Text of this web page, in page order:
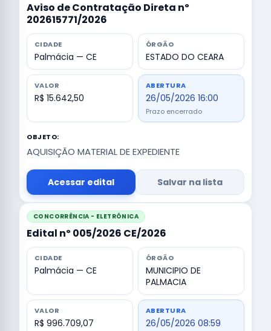
Aviso de Contratação Direta nº
202615771/2026
CIDADE
Palmácia — CE
ÓRGÃO
ESTADO DO CEARA
VALOR
R$ 15.642,50
ABERTURA
26/05/2026 16:00
Prazo encerrado
OBJETO:
AQUISIÇÃO MATERIAL DE EXPEDIENTE
Acessar edital Salvar na lista
CONCORRÊNCIA - ELETRÔNICA
Edital nº 005/2026 CE/2026
CIDADE
Palmácia — CE
ÓRGÃO
MUNICIPIO DE
PALMACIA
VALOR
R$ 996.709,07
ABERTURA
26/05/2026 08:59